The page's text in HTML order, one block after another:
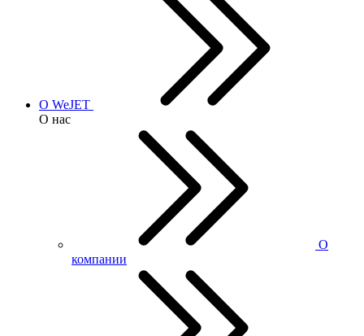
О WeJET
О нас
О
компании